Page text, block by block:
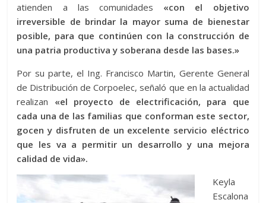
atienden a las comunidades «con el objetivo
irreversible de brindar la mayor suma de bienestar
posible, para que continúen con la construcción de
una patria productiva y soberana desde las bases.»
Por su parte, el Ing. Francisco Martin, Gerente General
de Distribución de Corpoelec, señaló que en la actualidad
realizan «el proyecto de electrificación, para que
cada una de las familias que conforman este sector,
gocen y disfruten de un excelente servicio eléctrico
que les va a permitir un desarrollo y una mejora
calidad de vida».
Keyla
Escalona